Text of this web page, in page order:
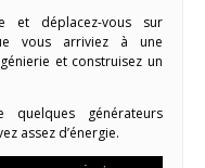
et déplacez-vous sur
vous arriviez à une
et construisez un
quelques générateurs
assez d’énergie.